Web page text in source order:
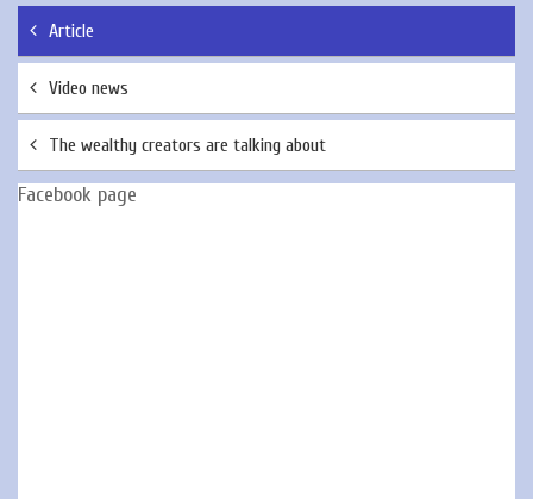
Article
Video news
The wealthy creators are talking about
Facebook page